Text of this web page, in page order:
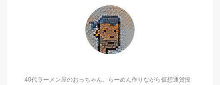
40代ラーメン屋のおっちゃん。らーめん作りながら仮想通貨投